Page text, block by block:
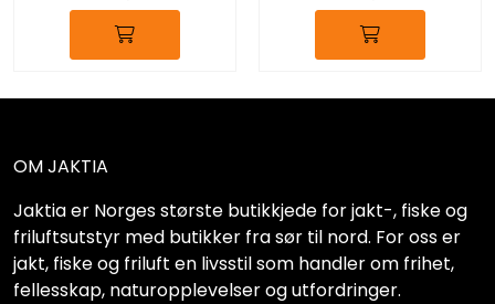
OM JAKTIA
Jaktia er Norges største butikkjede for jakt-, fiske og
friluftsutstyr med butikker fra sør til nord. For oss er
jakt, fiske og friluft en livsstil som handler om frihet,
fellesskap, naturopplevelser og utfordringer.